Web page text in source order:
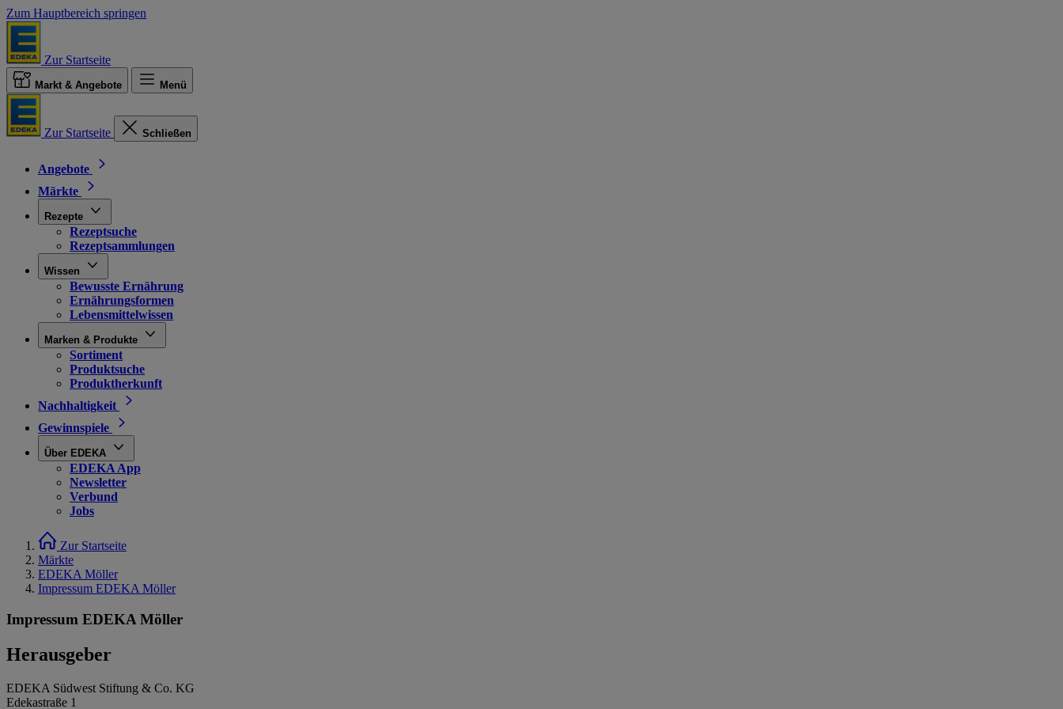
Zum Hauptbereich springen
Zur Startseite
Markt & Angebote Menü
Zur Startseite Schließen
Angebote
Märkte
Rezepte
Rezeptsuche
Rezeptsammlungen
Wissen
Bewusste Ernährung
Ernährungsformen
Lebensmittelwissen
Marken & Produkte
Sortiment
Produktsuche
Produktherkunft
Nachhaltigkeit
Gewinnspiele
Über EDEKA
EDEKA App
Newsletter
Verbund
Jobs
Zur Startseite
Märkte
EDEKA Möller
Impressum EDEKA Möller
Impressum EDEKA Möller
Herausgeber
EDEKA Südwest Stiftung & Co. KG
Edekastraße 1